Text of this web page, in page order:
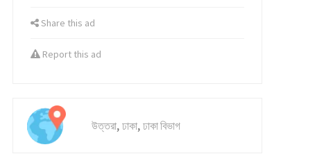
Share this ad
Report this ad
উত্তরা, ঢাকা, ঢাকা বিভাগ